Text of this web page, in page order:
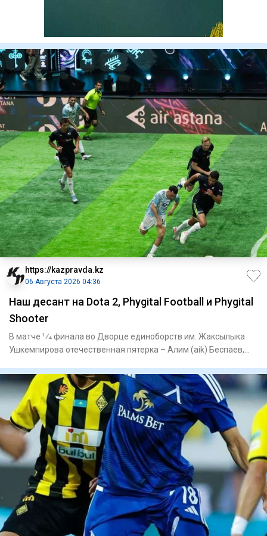
https://kazpravda.kz
06 Августа 2026 04:36
Наш десант на Dota 2, Phygital Football и Phygital
Shooter
В матче 1⁄4 финала во Дворце единоборств им. Жаксылыка
Ушкемпирова отечественная пятерка – Алим (aik) Беспаев,